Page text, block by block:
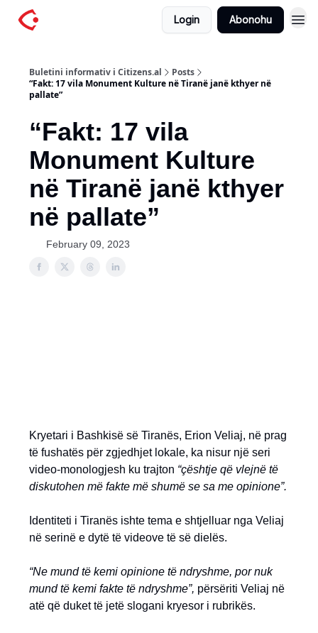
Login Abonohu
Buletini informativ i Citizens.al
Posts
“Fakt: 17 vila Monument Kulture në Tiranë janë kthyer në
pallate”
“Fakt: 17 vila
Monument Kulture
në Tiranë janë kthyer
në pallate”
February 09, 2023
Kryetari i Bashkisë së Tiranës, Erion Veliaj, në prag
të fushatës për zgjedhjet lokale, ka nisur një seri
video-monologjesh ku trajton “çështje që vlejnë të
diskutohen më fakte më shumë se sa me opinione”.
Identiteti i Tiranës ishte tema e shtjelluar nga Veliaj
në serinë e dytë të videove të së dielës.
“Ne mund të kemi opinione të ndryshme, por nuk
mund të kemi fakte të ndryshme”, përsëriti Veliaj në
atë që duket të jetë slogani kryesor i rubrikës.